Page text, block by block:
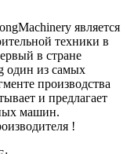
является
техники в
в стране
один из самых
производства
и предлагает
машин.
!